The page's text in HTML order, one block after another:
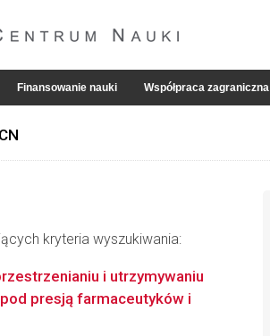
Finansowanie nauki Współpraca zagraniczna
kryteria wyszukiwania:
i utrzymywaniu
presją farmaceutyków i